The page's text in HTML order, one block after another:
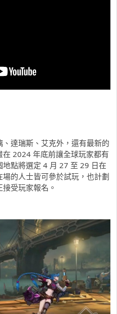
達瑞斯、艾克外，還有最新的
2024 年底前讓全球玩家都有
點將選定 4 月 27 至 29 日在
場的人士皆可參於試玩，也計劃
接受玩家報名。